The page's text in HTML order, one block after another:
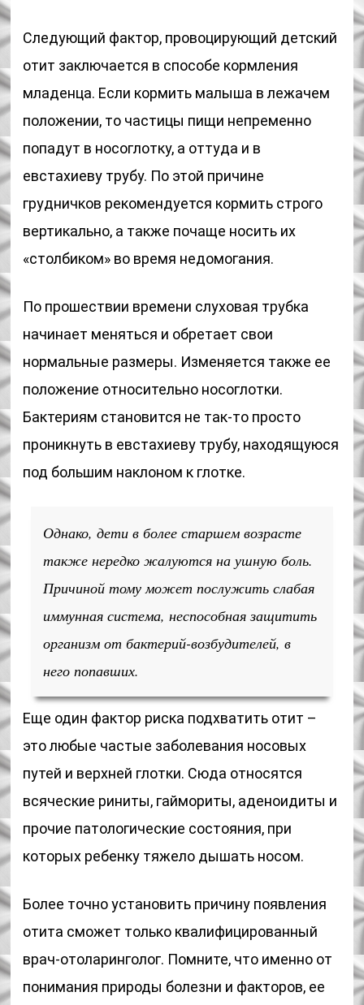
Следующий фактор, провоцирующий детский
отит заключается в способе кормления
младенца. Если кормить малыша в лежачем
положении, то частицы пищи непременно
попадут в носоглотку, а оттуда и в
евстахиеву трубу. По этой причине
грудничков рекомендуется кормить строго
вертикально, а также почаще носить их
«столбиком» во время недомогания.
По прошествии времени слуховая трубка
начинает меняться и обретает свои
нормальные размеры. Изменяется также ее
положение относительно носоглотки.
Бактериям становится не так-то просто
проникнуть в евстахиеву трубу, находящуюся
под большим наклоном к глотке.
Однако, дети в более старшем возрасте
также нередко жалуются на ушную боль.
Причиной тому может послужить слабая
иммунная система, неспособная защитить
организм от бактерий-возбудителей, в
него попавших.
Еще один фактор риска подхватить отит –
это любые частые заболевания носовых
путей и верхней глотки. Сюда относятся
всяческие риниты, гаймориты, аденоидиты и
прочие патологические состояния, при
которых ребенку тяжело дышать носом.
Более точно установить причину появления
отита сможет только квалифицированный
врач-отоларинголог. Помните, что именно от
понимания природы болезни и факторов, ее